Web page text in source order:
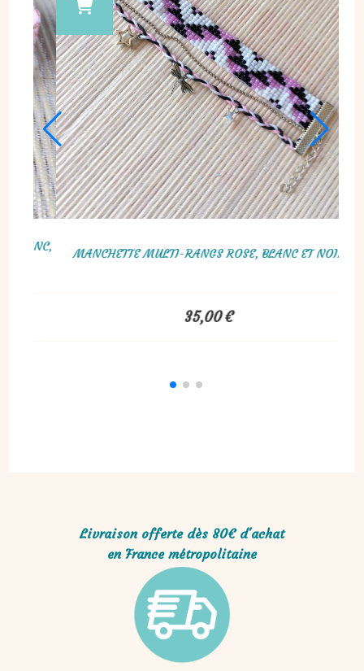
TISSÉES EN PERLES MIYUKI ROSE
ET VERT
BRACELET 18CM,
Livraison offerte dès 80€ d'achat
en France métropolitaine